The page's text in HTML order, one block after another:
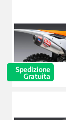
Spedizione
Gratuita